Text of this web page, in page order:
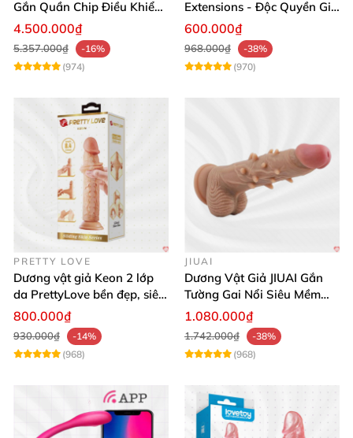
Gắn Quần Chip Điều Khiển
App Tăng Hưng Phấn
4.500.000₫
5.357.000₫
-16%
(974)
Extensions - Độc Quyền Giá
Sốc
600.000₫
968.000₫
-38%
(970)
PRETTY LOVE
Dương vật giả Keon 2 lớp
da PrettyLove bền đẹp, siêu
mềm mại
800.000₫
930.000₫
-14%
(968)
JIUAI
Dương Vật Giả JIUAI Gắn
Tường Gai Nổi Siêu Mềm
Thoải Mái Mua Ngay
1.080.000₫
1.742.000₫
-38%
(968)